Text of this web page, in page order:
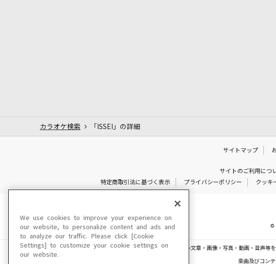
カラオケ検索 「ISSEI」の詳細
サイトマップ
サイトのご利用につ
特定商取引法に基づく表示
プライバシーポリシー クッキ
©
このサイトに掲載されている一切の文章・画像・写真・動画・音声等
楽曲及びコン
We use cookies to improve your experience on
our website, to personalize content and ads and
to analyze our traffic. Please click [Cookie
Settings] to customize your cookie settings on
our website.